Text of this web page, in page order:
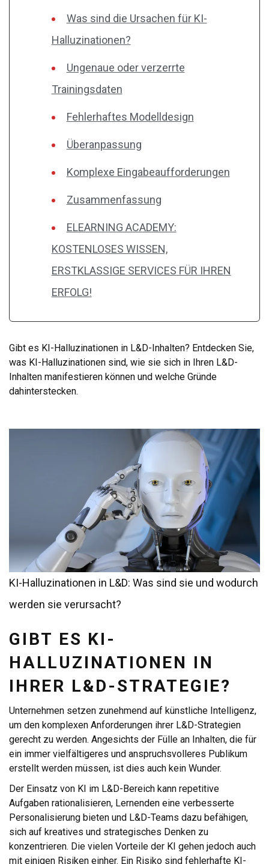
Was sind die Ursachen für KI-
Halluzinationen?
Ungenaue oder verzerrte
Trainingsdaten
Fehlerhaftes Modelldesign
Überanpassung
Komplexe Eingabeaufforderungen
Zusammenfassung
ELEARNING ACADEMY:
KOSTENLOSES WISSEN,
ERSTKLASSIGE SERVICES FÜR IHREN
ERFOLG!
Gibt es KI-Halluzinationen in L&D-Inhalten? Entdecken Sie,
was KI-Halluzinationen sind, wie sie sich in Ihren L&D-
Inhalten manifestieren können und welche Gründe
dahinterstecken.
KI-Halluzinationen in L&D: Was sind sie und wodurch
werden sie verursacht?
GIBT ES KI-
HALLUZINATIONEN IN
IHRER L&D-STRATEGIE?
Unternehmen setzen zunehmend auf künstliche Intelligenz,
um den komplexen Anforderungen ihrer L&D-Strategien
gerecht zu werden. Angesichts der Fülle an Inhalten, die für
ein immer vielfältigeres und anspruchsvolleres Publikum
erstellt werden müssen, ist dies auch kein Wunder.
Der Einsatz von KI im L&D-Bereich kann repetitive
Aufgaben rationalisieren, Lernenden eine verbesserte
Personalisierung bieten und L&D-Teams dazu befähigen,
sich auf kreatives und strategisches Denken zu
konzentrieren. Die vielen Vorteile der KI gehen jedoch auch
mit einigen Risiken einher. Ein Risiko sind fehlerhafte KI-